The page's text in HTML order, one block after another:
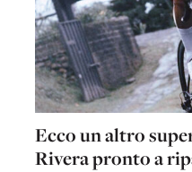
Ecco un altro
Rivera pronto a